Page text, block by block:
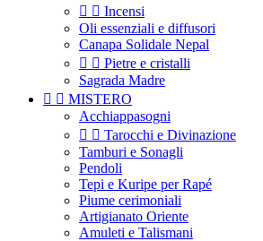
  Incensi
Oli essenziali e diffusori
Canapa Solidale Nepal
  Pietre e cristalli
Sagrada Madre
  MISTERO
Acchiappasogni
  Tarocchi e Divinazione
Tamburi e Sonagli
Pendoli
Tepi e Kuripe per Rapé
Piume cerimoniali
Artigianato Oriente
Amuleti e Talismani